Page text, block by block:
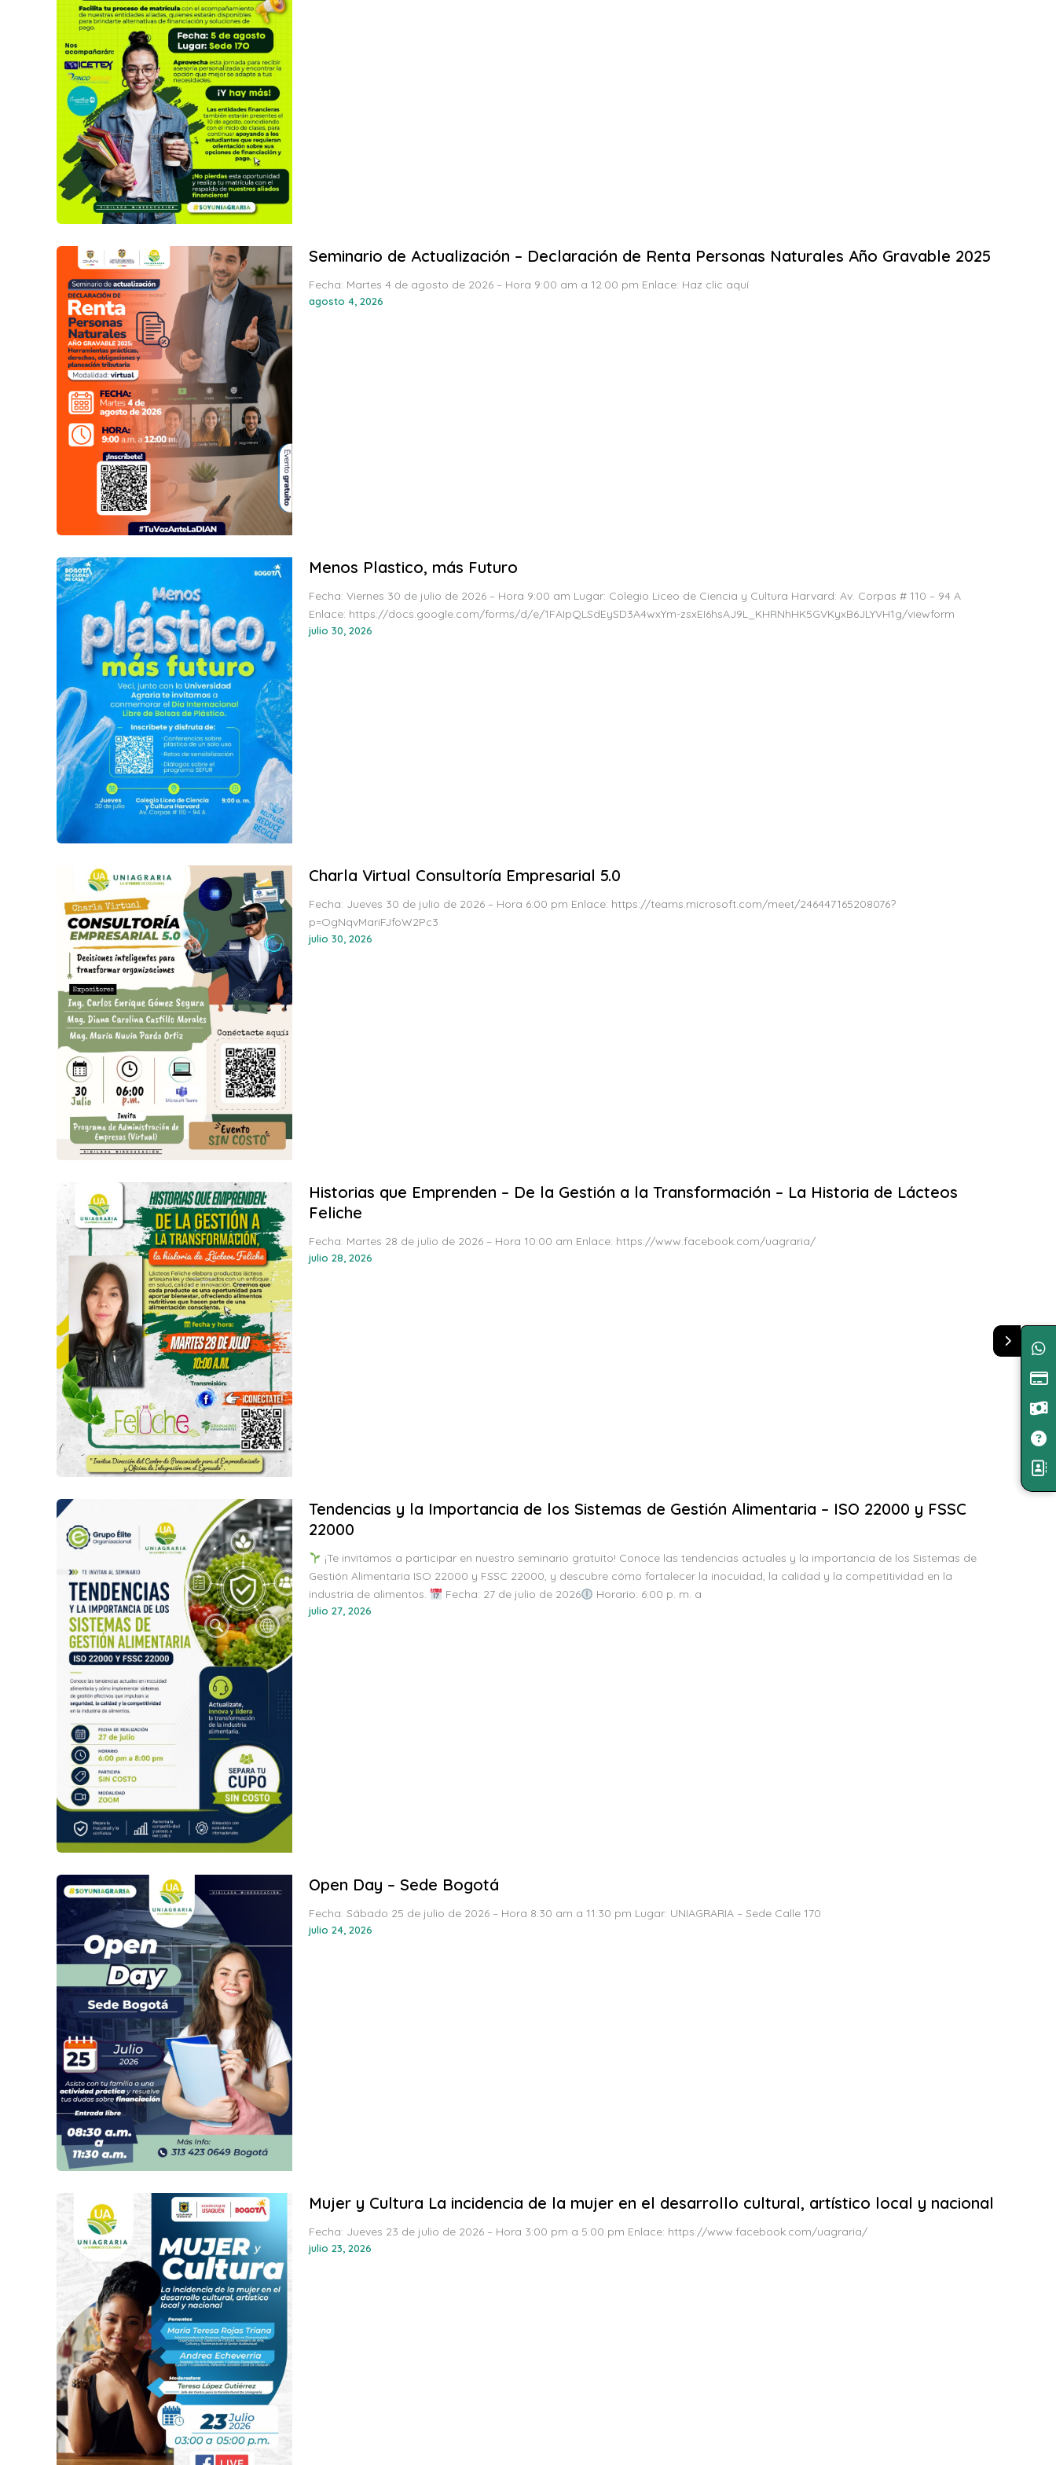
Seminario de Actualización – Declaración de Renta Personas Naturales Año Gravable 2025
Fecha: Martes 4 de agosto de 2026 – Hora 9:00 am a 12:00 pm Enlace: Haz clic aquí
agosto 4, 2026
Menos Plastico, más Futuro
Fecha: Viernes 30 de julio de 2026 – Hora 9:00 am Lugar: Colegio Liceo de Ciencia y Cultura Harvard: Av. Corpas # 110 – 94 A
Enlace: https://docs.google.com/forms/d/e/1FAIpQLSdEySD3A4wxYm-zsxEI6hsAJ9L_KHRNhHK5GVKyxB6JLYVH1g/viewform
julio 30, 2026
Charla Virtual Consultoría Empresarial 5.0
Fecha: Jueves 30 de julio de 2026 – Hora 6:00 pm Enlace: https://teams.microsoft.com/meet/246447165208076?
p=OgNqvMariFJfoW2Pc3
julio 30, 2026
Historias que Emprenden – De la Gestión a la Transformación – La Historia de Lácteos
Feliche
Fecha: Martes 28 de julio de 2026 – Hora 10:00 am Enlace: https://www.facebook.com/uagraria/
julio 28, 2026
Tendencias y la Importancia de los Sistemas de Gestión Alimentaria – ISO 22000 y FSSC
22000
¡Te invitamos a participar en nuestro seminario gratuito! Conoce las tendencias actuales y la importancia de los Sistemas de
Gestión Alimentaria ISO 22000 y FSSC 22000, y descubre cómo fortalecer la inocuidad, la calidad y la competitividad en la
industria de alimentos.
Fecha: 27 de julio de 2026 Horario: 6:00 p. m. a
julio 27, 2026
Open Day – Sede Bogotá
Fecha: Sábado 25 de julio de 2026 – Hora 8:30 am a 11:30 pm Lugar: UNIAGRARIA – Sede Calle 170
julio 24, 2026
Mujer y Cultura La incidencia de la mujer en el desarrollo cultural, artístico local y nacional
Fecha: Jueves 23 de julio de 2026 – Hora 3:00 pm a 5:00 pm Enlace: https://www.facebook.com/uagraria/
julio 23, 2026